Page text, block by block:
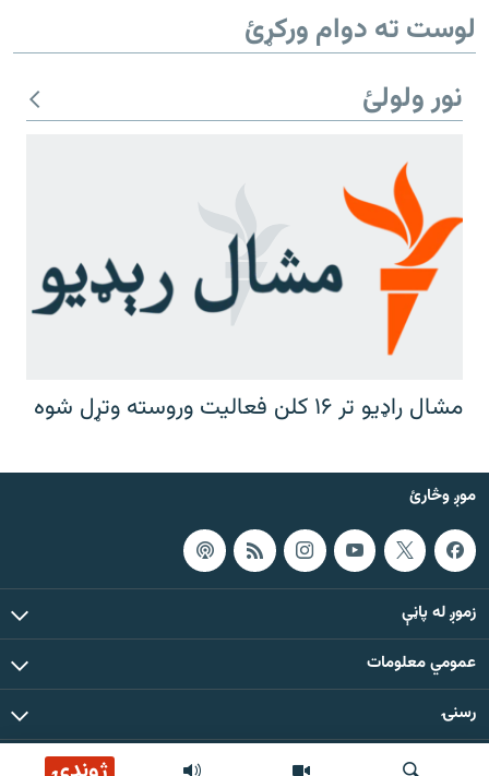
لوست ته دوام ورکړئ
نور ولولئ
مشال راډیو تر ۱۶ کلن فعالیت وروسته وتړل شوه
موږ وڅارئ
زموږ له پاڼې
عمومي معلومات
رسنۍ
د دې ووبپاڼې د ټولو مطالبو حقوق له مشال راډیو سره خوندي دي